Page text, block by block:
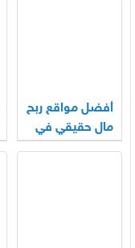
أفضل مواقع ربح
مال حقيقي في
المغرب